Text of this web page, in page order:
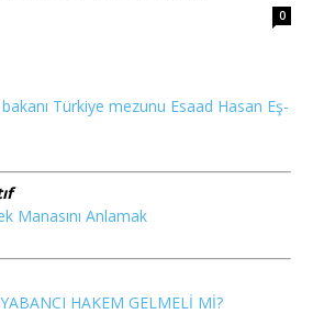
0
bakanı Türkiye mezunu Esaad Hasan Eş-
Manasını Anlamak
HAKEM GELMELİ Mİ?